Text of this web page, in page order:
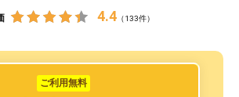
4.4 （133件）
ご利用無料